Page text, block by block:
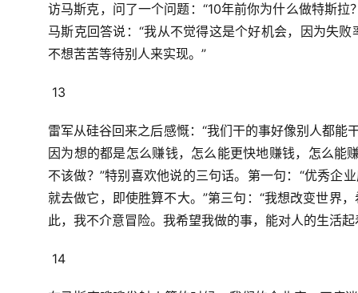
访马斯克， 问了一个问题： “10年前你为什么做特斯拉
马斯克回答说： “我从不觉得这是个好机会，
因为失败
不想苦苦等待别人来实现。”
13
雷军从硅谷回来之后感慨： “我们干的事好像别人都能
因为想的都是怎么赚钱， 怎么能更快地赚钱， 怎么能
不该做？”特别喜欢他说的三句话。 第一句： “优秀企
就去做它，即使胜算不大。”第三句： “我想改变世界，
此，我不介意冒险。 我希望我做的事， 能对人的生活
14